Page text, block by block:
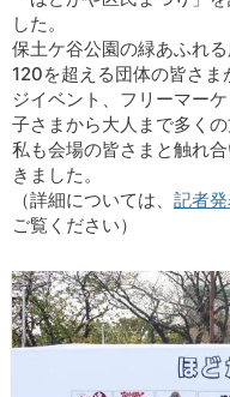
した。
保土ケ谷公園の緑あふれ
120を超える団体の皆さ
ジイベント、フリーマー
子さまから大人まで多くの
私も会場の皆さまと触れ
きました。
（詳細については、 記者
ご覧ください）